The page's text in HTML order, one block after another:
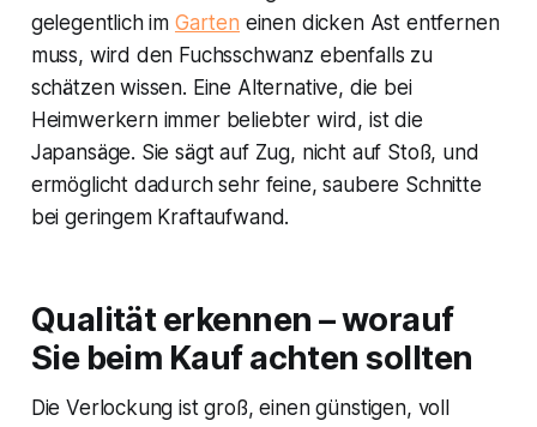
gelegentlich im Garten einen dicken Ast entfernen
muss, wird den Fuchsschwanz ebenfalls zu
schätzen wissen. Eine Alternative, die bei
Heimwerkern immer beliebter wird, ist die
Japansäge. Sie sägt auf Zug, nicht auf Stoß, und
ermöglicht dadurch sehr feine, saubere Schnitte
bei geringem Kraftaufwand.
Qualität erkennen – worauf
Sie beim Kauf achten sollten
Die Verlockung ist groß, einen günstigen, voll